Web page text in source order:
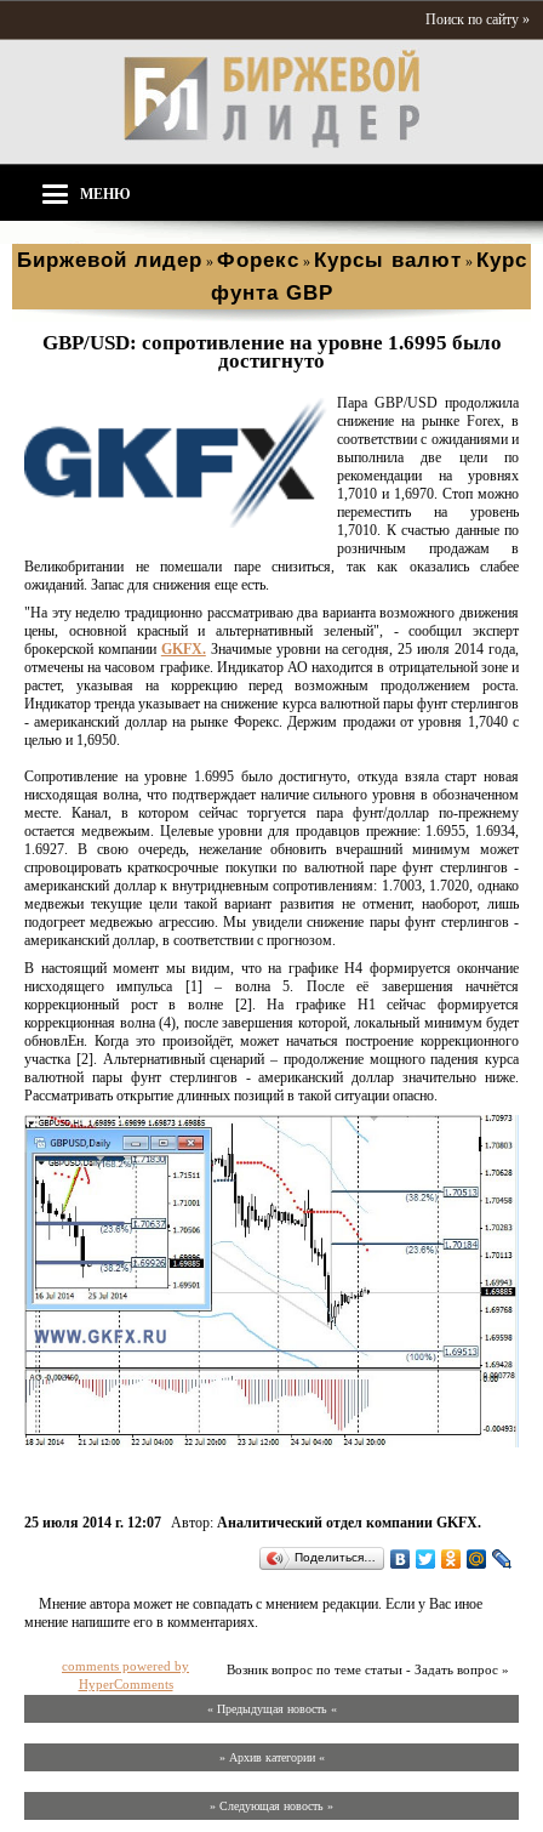
Поиск по сайту »
МЕНЮ
Биржевой лидер » Форекс » Курсы валют » Курс
фунта GBP
GBP/USD: сопротивление на уровне 1.6995 было
достигнуто
Пара GBP/USD продолжила
снижение на рынке Forex, в
соответствии с ожиданиями и
выполнила две цели по
рекомендации на уровнях
1,7010 и 1,6970. Стоп можно
переместить на уровень
1,7010. К счастью данные по
розничным продажам в
Великобритании не помешали паре снизиться, так как оказались слабее
ожиданий. Запас для снижения еще есть.
"На эту неделю традиционно рассматриваю два варианта возможного движения
цены, основной красный и альтернативный зеленый", - сообщил эксперт
брокерской компании GKFX.Значимые уровни на сегодня, 25 июля 2014 года,
отмечены на часовом графике. Индикатор АО находится в отрицательной зоне и
растет, указывая на коррекцию перед возможным продолжением роста.
Индикатор тренда указывает на снижение курса валютной пары фунт стерлингов
- американский доллар на рынке Форекс. Держим продажи от уровня 1,7040 с
целью и 1,6950.
Сопротивление на уровне 1.6995 было достигнуто, откуда взяла старт новая
нисходящая волна, что подтверждает наличие сильного уровня в обозначенном
месте. Канал, в котором сейчас торгуется пара фунт/доллар по-прежнему
остается медвежьим. Целевые уровни для продавцов прежние: 1.6955, 1.6934,
1.6927. В свою очередь, нежелание обновить вчерашний минимум может
спровоцировать краткосрочные покупки по валютной паре фунт стерлингов -
американский доллар к внутридневным сопротивлениям: 1.7003, 1.7020, однако
медвежьи текущие цели такой вариант развития не отменит, наоборот, лишь
подогреет медвежью агрессию. Мы увидели снижение пары фунт стерлингов -
американский доллар, в соответствии с прогнозом.
В настоящий момент мы видим, что на графике Н4 формируется окончание
нисходящего импульса [1] – волна 5. После её завершения начнётся
коррекционный рост в волне [2]. На графике Н1 сейчас формируется
коррекционная волна (4), после завершения которой, локальный минимум будет
обновлЕн. Когда это произойдёт, может начаться построение коррекционного
участка [2]. Альтернативный сценарий – продолжение мощного падения курса
валютной пары фунт стерлингов - американский доллар значительно ниже.
Рассматривать открытие длинных позиций в такой ситуации опасно.
25 июля 2014 г. 12:07 Автор: Аналитический отдел компании GKFX.
Поделиться…
Мнение автора может не совпадать с мнением редакции. Если у Вас иное
мнение напишите его в комментариях.
Возник вопрос по теме статьи - Задать вопрос »
comments powered by
HyperComments
« Предыдущая новость «
» Архив категории «
» Следующая новость »